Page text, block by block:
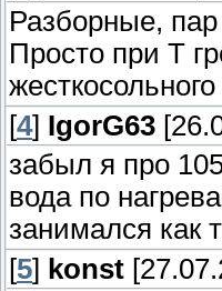
Разборные,
Просто при Т
[4] IgorG63
забыл я про
вода по
занимался как
[5] konst